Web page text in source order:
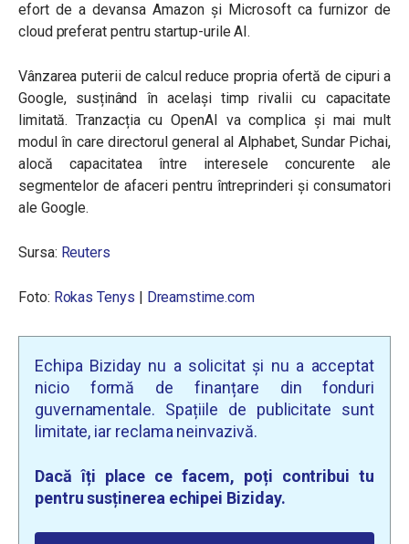
efort de a devansa Amazon și Microsoft ca furnizor de
cloud preferat pentru startup-urile AI.
Vânzarea puterii de calcul reduce propria ofertă de cipuri a
Google, susținând în același timp rivalii cu capacitate
limitată. Tranzacția cu OpenAI va complica și mai mult
modul în care directorul general al Alphabet, Sundar Pichai,
alocă capacitatea între interesele concurente ale
segmentelor de afaceri pentru întreprinderi și consumatori
ale Google.
Sursa: Reuters
Foto: Rokas Tenys | Dreamstime.com
Echipa Biziday nu a solicitat și nu a acceptat
nicio formă de finanțare din fonduri
guvernamentale. Spațiile de publicitate sunt
limitate, iar reclama neinvazivă.
Dacă îți place ce facem, poți contribui tu
pentru susținerea echipei Biziday.